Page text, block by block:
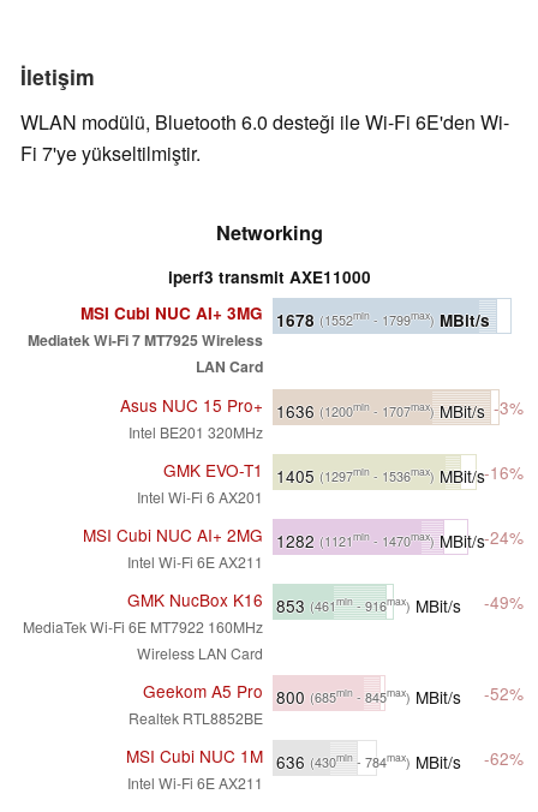
İletişim
WLAN modülü, Bluetooth 6.0 desteği ile Wi-Fi 6E'den Wi-
Fi 7'ye yükseltilmiştir.
Networking
iperf3 transmit AXE11000
MSI Cubi NUC AI+ 3MG
Mediatek Wi-Fi 7 MT7925 Wireless
LAN Card
1678 (1552min - 1799max) MBit/s
Asus NUC 15 Pro+
Intel BE201 320MHz
1636 (1200min - 1707max)MBit/s -3%
GMK EVO-T1
Intel Wi-Fi 6 AX201
1405 (1297min - 1536max) MBit/s-16%
MSI Cubi NUC AI+ 2MG
Intel Wi-Fi 6E AX211
1282 (1121min - 1470max)MBit/s-24%
GMK NucBox K16
MediaTek Wi-Fi 6E MT7922 160MHz
Wireless LAN Card
853 (461min- 916max) MBit/s -49%
Geekom A5 Pro
Realtek RTL8852BE
800 (685min - 845max) MBit/s -52%
MSI Cubi NUC 1M
Intel Wi-Fi 6E AX211
636 (430min - 784max) MBit/s -62%